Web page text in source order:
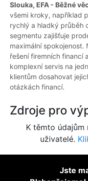
Slouka, EFA - Běžné
všemi kroky, například
rychlý a hladký průběh
segmentu zajišťuje
maximální
řešení firemních financí
komplexní servis na
klientům dosahovat
otázkách financí.
Zdroje pro
K těmto údajům
uživatelé.
Jste